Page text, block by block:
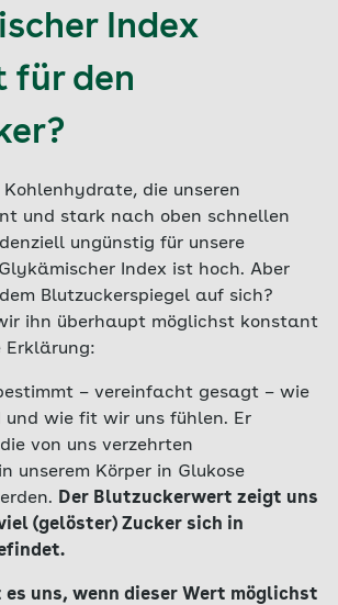
Index
für den
die unseren
und stark nach oben schnellen
ungünstig für unsere
Index ist hoch. Aber
Blutzuckerspiegel auf sich?
ihn überhaupt möglichst konstant
Erklärung:
– vereinfacht gesagt – wie
und wie fit wir uns fühlen. Er
von uns verzehrten
unserem Körper in Glukose
Der Blutzuckerwert zeigt uns
(gelöster) Zucker sich in
es uns, wenn dieser Wert möglichst